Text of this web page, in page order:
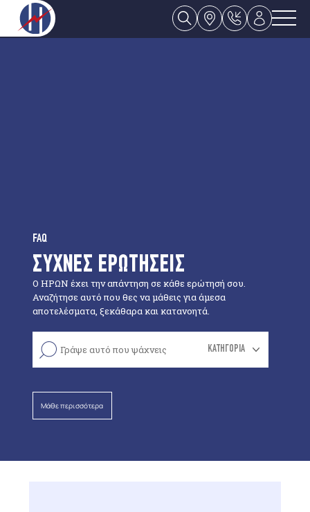
FAQ
ΣΥΧΝΕΣ ΕΡΩΤΗΣΕΙΣ
Ο ΗΡΩΝ έχει την απάντηση σε κάθε ερώτησή σου.
Αναζήτησε αυτό που θες να μάθεις για άμεσα
αποτελέσματα, ξεκάθαρα και κατανοητά.
ΚΑΤΗΓΟΡΙΑ